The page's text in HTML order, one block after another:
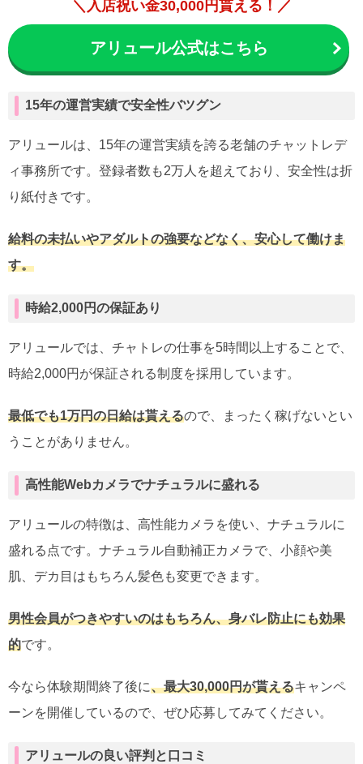
＼入店祝い金30,000円貰える！／
アリュール公式はこちら
15年の運営実績で安全性バツグン
アリュールは、15年の運営実績を誇る老舗のチャットレデ
ィ事務所です。登録者数も2万人を超えており、安全性は折
り紙付きです。
給料の未払いやアダルトの強要などなく、安心して働けま
す。
時給2,000円の保証あり
アリュールでは、チャトレの仕事を5時間以上することで、
時給2,000円が保証される制度を採用しています。
最低でも1万円の日給は貰えるので、まったく稼げないとい
うことがありません。
高性能Webカメラでナチュラルに盛れる
アリュールの特徴は、高性能カメラを使い、ナチュラルに
盛れる点です。ナチュラル自動補正カメラで、小顔や美
肌、デカ目はもちろん髪色も変更できます。
男性会員がつきやすいのはもちろん、身バレ防止にも効果
的です。
今なら体験期間終了後に、最大30,000円が貰えるキャンペ
ーンを開催しているので、ぜひ応募してみてください。
アリュールの良い評判と口コミ